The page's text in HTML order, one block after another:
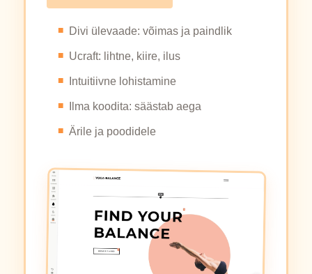
Divi ülevaade: võimas ja paindlik
Ucraft: lihtne, kiire, ilus
Intuitiivne lohistamine
Ilma koodita: säästab aega
Ärile ja poodidele